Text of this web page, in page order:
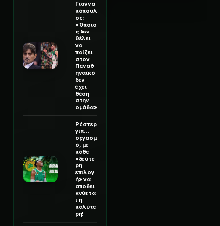
Γιαννα
κόπουλ
ος:
«Όποιο
ς δεν
θέλει
να
παίζει
στον
Παναθ
ηναϊκό
δεν
έχει
θέση
στην
ομάδα»
Ρόστερ
για...
οργασμ
ό, με
κάθε
«δεύτε
ρη
επιλογ
ή» να
αποδει
κνύετα
ι η
καλύτε
ρη!